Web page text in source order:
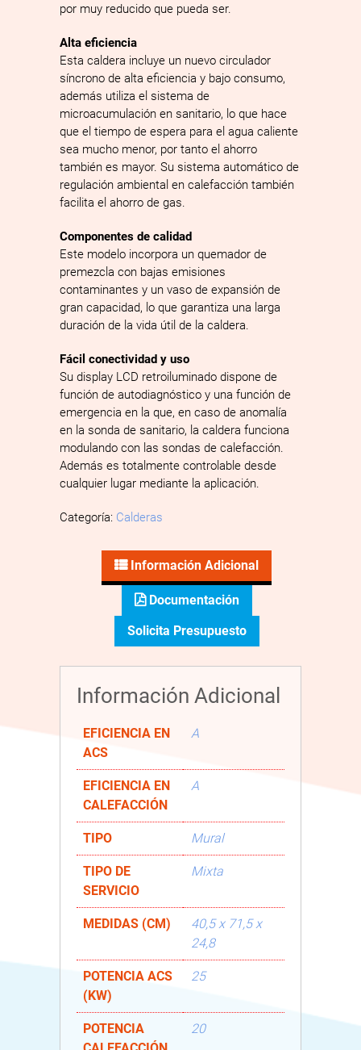
por muy reducido que pueda ser.
Alta eficiencia
Esta caldera incluye un nuevo circulador
síncrono de alta eficiencia y bajo consumo,
además utiliza el sistema de
microacumulación en sanitario, lo que hace
que el tiempo de espera para el agua caliente
sea mucho menor, por tanto el ahorro
también es mayor. Su sistema automático de
regulación ambiental en calefacción también
facilita el ahorro de gas.
Componentes de calidad
Este modelo incorpora un quemador de
premezcla con bajas emisiones
contaminantes y un vaso de expansión de
gran capacidad, lo que garantiza una larga
duración de la vida útil de la caldera.
Fácil conectividad y uso
Su display LCD retroiluminado dispone de
función de autodiagnóstico y una función de
emergencia en la que, en caso de anomalía
en la sonda de sanitario, la caldera funciona
modulando con las sondas de calefacción.
Además es totalmente controlable desde
cualquier lugar mediante la aplicación.
Categoría: Calderas
Información Adicional
Documentación
Solicita Presupuesto
Información Adicional
EFICIENCIA EN
ACS
A
EFICIENCIA EN
CALEFACCIÓN
A
TIPO Mural
TIPO DE
SERVICIO
Mixta
MEDIDAS (CM)
40,5 x 71,5 x
24,8
POTENCIA ACS
(KW)
25
POTENCIA
20